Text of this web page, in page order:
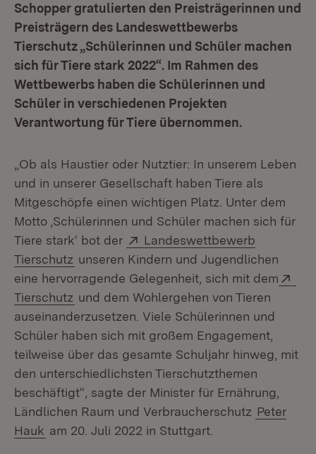
Schopper gratulierten den Preisträgerinnen und
Preisträgern des Landeswettbewerbs
Tierschutz „Schülerinnen und Schüler machen
sich für Tiere stark 2022“. Im Rahmen des
Wettbewerbs haben die Schülerinnen und
Schüler in verschiedenen Projekten
Verantwortung für Tiere übernommen.
„Ob als Haustier oder Nutztier: In unserem Leben
und in unserer Gesellschaft haben Tiere als
Mitgeschöpfe einen wichtigen Platz. Unter dem
Motto ‚Schülerinnen und Schüler machen sich für
Tiere stark‘ bot der
Extern:
Landeswettbewerb
Tierschutz (Öffnet in neuem Fenster)
unseren Kindern und Jugendlichen
eine hervorragende Gelegenheit, sich mit dem
Tierschutz (Öffnet in neuem Fenster)
und dem Wohlergehen von Tieren
auseinanderzusetzen. Viele Schülerinnen und
Schüler haben sich mit großem Engagement,
teilweise über das gesamte Schuljahr hinweg, mit
den unterschiedlichsten Tierschutzthemen
beschäftigt“, sagte der Minister für Ernährung,
Ländlichen Raum und Verbraucherschutz Peter
Hauk am 20. Juli 2022 in Stuttgart.